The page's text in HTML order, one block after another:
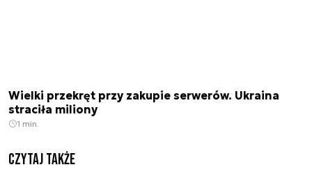
Wielki przekręt przy zakupie serwerów. Ukraina
straciła miliony
1 min.
Czytaj także